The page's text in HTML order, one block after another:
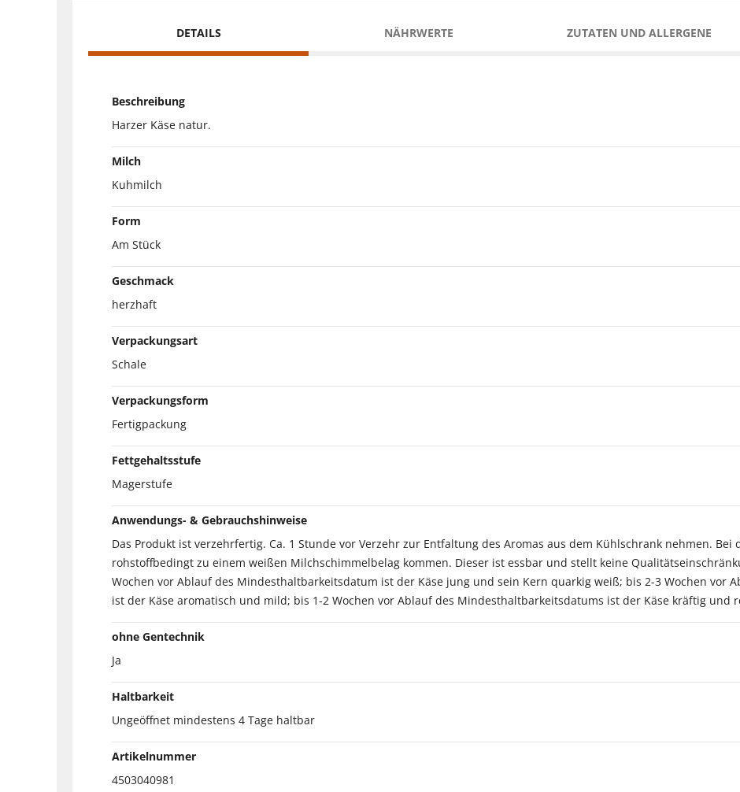
DETAILS NÄHRWERTE ZUTATEN UND ALLERGENE
Beschreibung
Harzer Käse natur.
Milch
Kuhmilch
Form
Am Stück
Geschmack
herzhaft
Verpackungsart
Schale
Verpackungsform
Fertigpackung
Fettgehaltsstufe
Magerstufe
Anwendungs- & Gebrauchshinweise
Das Produkt ist verzehrfertig. Ca. 1 Stunde vor Verzehr zur Entfaltung des Aromas aus dem Kühlschrank nehmen. Bei
rohstoffbedingt zu einem weißen Milchschimmelbelag kommen. Dieser ist essbar und stellt keine
Wochen vor Ablauf des Mindesthaltbarkeitsdatum ist der Käse jung und sein Kern quarkig weiß; bis 2-3 Wochen vor
ist der Käse aromatisch und mild; bis 1-2 Wochen vor Ablauf des Mindesthaltbarkeitsdatums ist der Käse kräftig und
ohne Gentechnik
Ja
Haltbarkeit
Ungeöffnet mindestens 4 Tage haltbar
Artikelnummer
4503040981